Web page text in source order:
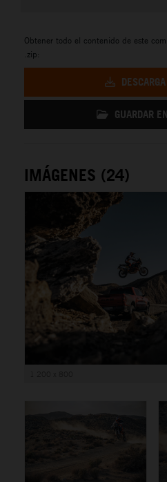
Obtener todo el contenido de este
.zip:
GUARDAR
IMÁGENES (24)